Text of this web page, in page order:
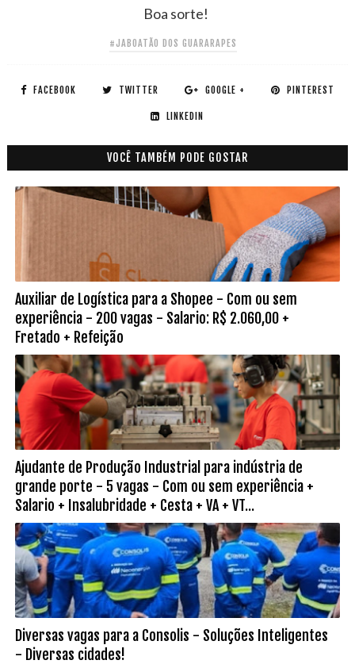
Boa sorte!
#JABOATÃO DOS GUARARAPES
FACEBOOK TWITTER GOOGLE + PINTEREST
LINKEDIN
VOCÊ TAMBÉM PODE GOSTAR
Auxiliar de Logística para a Shopee - Com ou sem
experiência - 200 vagas - Salario: R$ 2.060,00 +
Fretado + Refeição
Ajudante de Produção Industrial para indústria de
grande porte - 5 vagas - Com ou sem experiência +
Salario + Insalubridade + Cesta + VA + VT...
Diversas vagas para a Consolis - Soluções Inteligentes
- Diversas cidades!